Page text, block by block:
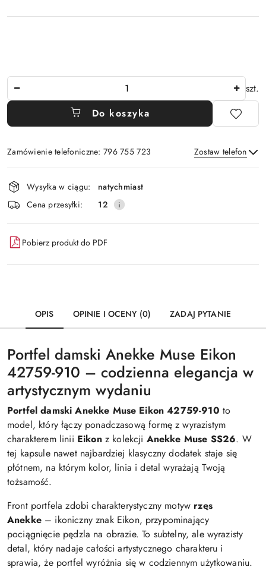
szt.
Do koszyka
Zamówienie telefoniczne: 796 755 723 Zostaw telefon
Wyślij
Dostępność
i
dostawa
Wysyłka w ciągu:
natychmiast
Cena przesyłki:
12
Pobierz produkt do PDF
OPIS OPINIE I OCENY (0) ZADAJ PYTANIE
Portfel damski Anekke Muse Eikon
42759-910 – codzienna elegancja w
artystycznym wydaniu
Portfel damski Anekke Muse Eikon 42759-910 to
model, który łączy ponadczasową formę z wyrazistym
charakterem linii Eikon z kolekcji Anekke Muse SS26. W
tej kapsule nawet najbardziej klasyczny dodatek staje się
płótnem, na którym kolor, linia i detal wyrażają Twoją
tożsamość.
Front portfela zdobi charakterystyczny motyw rzęs
Anekke – ikoniczny znak Eikon, przypominający
pociągnięcie pędzla na obrazie. To subtelny, ale wyrazisty
detal, który nadaje całości artystycznego charakteru i
sprawia, że portfel wyróżnia się w codziennym użytkowaniu.